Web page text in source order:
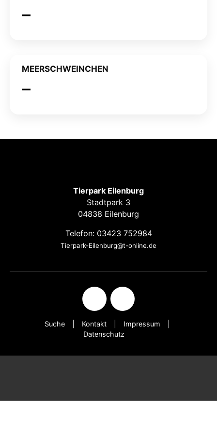
MEERSCHWEINCHEN
Tierpark Eilenburg
Stadtpark 3
04838 Eilenburg
Telefon: 03423 752984
Tierpark-Eilenburg@t-online.de
Suche Kontakt
Impressum
Datenschutz